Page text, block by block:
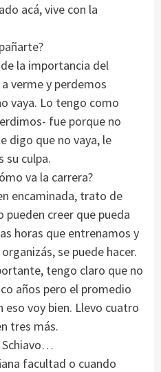
acá, vive con la
la importancia del
verme y perdemos
vaya. Lo tengo como
fue porque no
digo que no vaya, le
su culpa.
va la carrera?
encaminada, trato de
creer que pueda
horas que entrenamos y
se puede hacer.
tengo claro que no
años pero el promedio
eso voy bien. Llevo cuatro
tres más.
Schiavo…
facultad o cuando